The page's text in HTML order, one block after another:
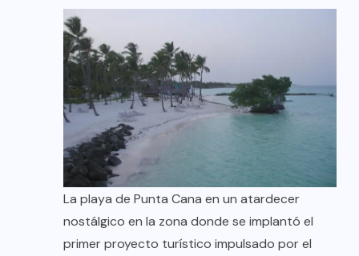
La playa de Punta Cana en un atardecer
nostálgico en la zona donde se implantó el
primer proyecto turístico impulsado por el